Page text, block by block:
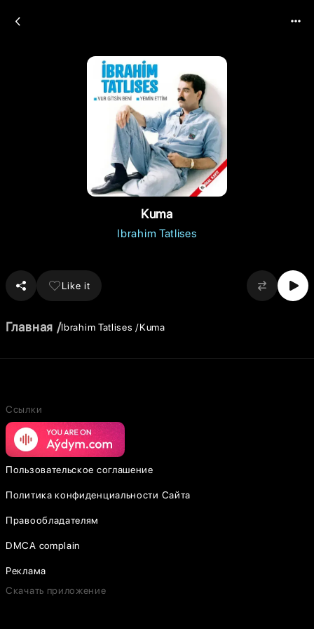
Kuma
Ibrahim Tatlises
Like it
Главная Ibrahim Tatlises Kuma
Ссылки
Пользовательское соглашение
Политика конфиденциальности Сайта
Правообладателям
DMCA complain
Реклама
Скачать приложение